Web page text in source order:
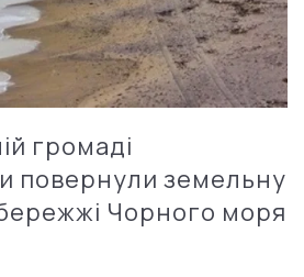
громаді
повернули земельну
Чорного моря